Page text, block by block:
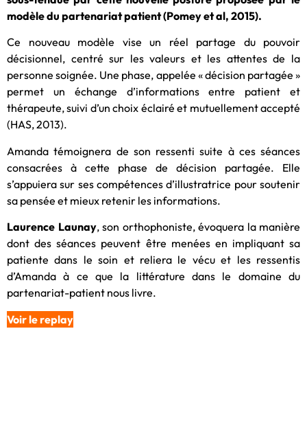
modèle du partenariat patient (Pomey et al, 2015).
Ce nouveau modèle vise un réel partage du pouvoir
décisionnel, centré sur les valeurs et les attentes de la
personne soignée. Une phase, appelée « décision partagée »
permet un échange d’informations entre patient et
thérapeute, suivi d’un choix éclairé et mutuellement accepté
(HAS, 2013).
Amanda témoignera de son ressenti suite à ces séances
consacrées à cette phase de décision partagée. Elle
s’appuiera sur ses compétences d’illustratrice pour soutenir
sa pensée et mieux retenir les informations.
Laurence Launay, son orthophoniste, évoquera la manière
dont des séances peuvent être menées en impliquant sa
patiente dans le soin et reliera le vécu et les ressentis
d’Amanda à ce que la littérature dans le domaine du
partenariat-patient nous livre.
Voir le replay